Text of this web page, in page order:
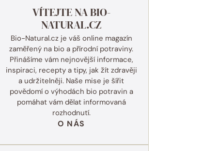
VÍTEJTE NA BIO-
NATURAL.CZ
Bio-Natural.cz je váš online magazín
zaměřený na bio a přírodní potraviny.
Přinášíme vám nejnovější informace,
inspiraci, recepty a tipy, jak žít zdravěji
a udržitelněji. Naše mise je šířit
povědomí o výhodách bio potravin a
pomáhat vám dělat informovaná
rozhodnutí.
O NÁS